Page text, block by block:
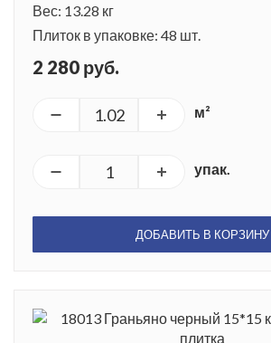
Вес: 13.28 кг
Плиток в упаковке: 48 шт.
2 280 руб.
м²
упак.
ДОБАВИТЬ В КОРЗИНУ